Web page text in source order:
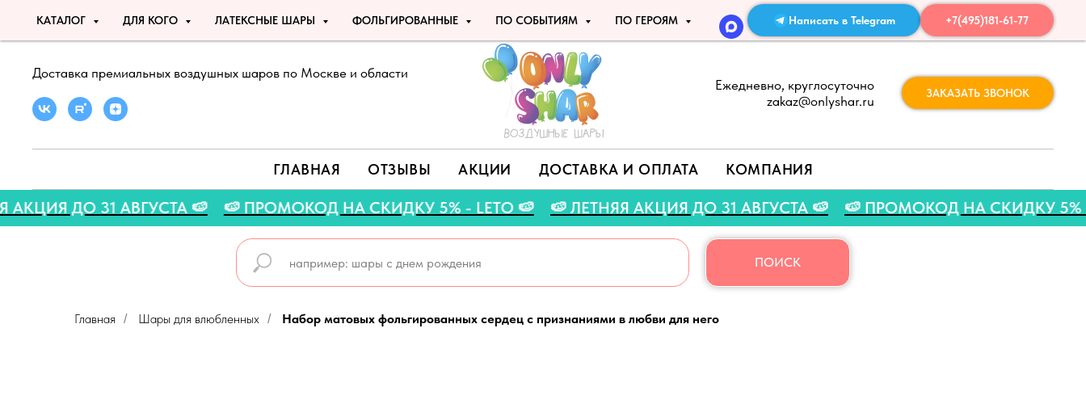
КАТАЛОГ ДЛЯ КОГО ЛАТЕКСНЫЕ ШАРЫ ФОЛЬГИРОВАННЫЕ ПО СОБЫТИЯМ ПО ГЕРОЯМ Написать в Telegram +7(495)181-61-77
Доставка премиальных воздушных шаров по Москве и области
Ежедневно, круглосуточно
zakaz@onlyshar.ru
ЗАКАЗАТЬ ЗВОНОК
ГЛАВНАЯ ОТЗЫВЫ АКЦИИ ДОСТАВКА И ОПЛАТА КОМПАНИЯ
АКЦИЯ ДО 31 АВГУСТА 🍉 🍉 ПРОМОКОД НА СКИДКУ 5% - LETO 🍉 🍉 ЛЕТНЯЯ АКЦИЯ ДО 31 АВГУСТА 🍉 🍉 ПРОМОКОД НА СКИДКУ
ПОИСК
Главная / Шары для влюбленных / Набор матовых фольгированных сердец с признаниями в любви для него